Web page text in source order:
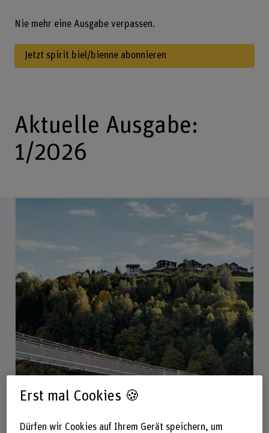
Nie mehr eine Ausgabe verpassen.
Jetzt spirit biel/bienne abonnieren
Aktuelle Ausgabe:
1/2026
Erst mal Cookies 🍪
Dürfen wir Cookies auf Ihrem Gerät speichern, um